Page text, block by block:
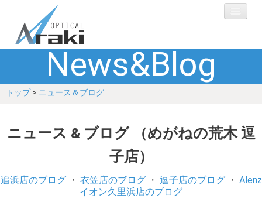
選ばれる理由
ブランド
ショップ
News&Blog
トップ> ニュース＆ブログ
ニュース & ブログ （めがねの荒木 逗
子店）
追浜店のブログ・ 衣笠店のブログ・ 逗子店のブログ・ Alenz
イオン久里浜店のブログ